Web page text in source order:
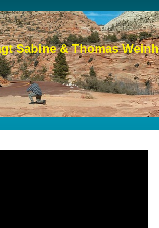
Sabine & Thomas